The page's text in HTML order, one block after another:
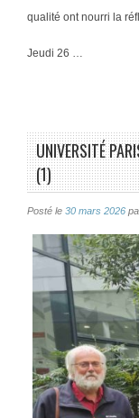
qualité ont nourri la
Jeudi 26 …
UNIVERSITÉ
(1)
Posté le 30 mars 2026